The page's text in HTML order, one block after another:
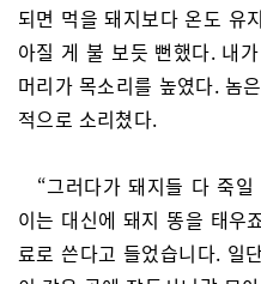
되면 먹을 돼지보다 온도 유
아질 게 불 보듯 뻔했다. 내
머리가 목소리를 높였다. 놈
적으로 소리쳤다.
“그러다가 돼지들 다 죽
이는 대신에 돼지 똥을 태우
료로 쓴다고 들었습니다. 일